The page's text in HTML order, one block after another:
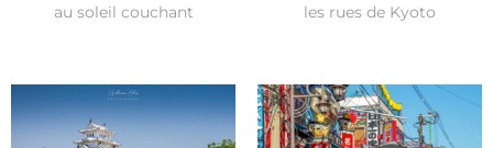
au soleil couchant
les rues de Kyoto